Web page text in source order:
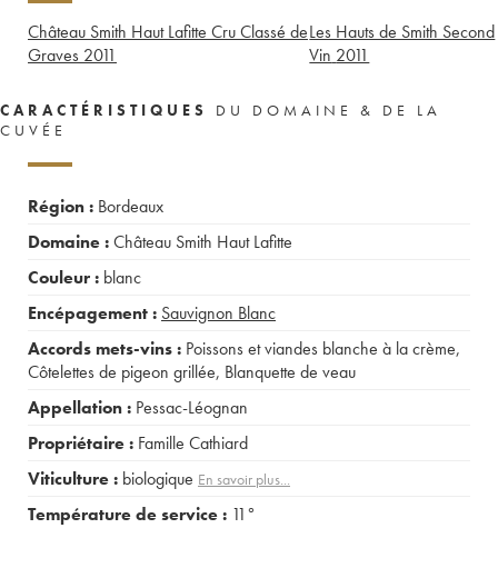
Château Smith Haut Lafitte Cru Classé de
Graves 2011
Les Hauts de Smith Second
Vin 2011
CARACTÉRISTIQUES
DU DOMAINE & DE LA
CUVÉE
Région : Bordeaux
Domaine :Château Smith Haut Lafitte
Couleur : blanc
Encépagement : Sauvignon Blanc
Accords mets-vins : Poissons et viandes blanche à la crème,
Côtelettes de pigeon grillée, Blanquette de veau
Appellation : Pessac-Léognan
Propriétaire : Famille Cathiard
Viticulture : biologique En savoir plus...
Température de service : 11°